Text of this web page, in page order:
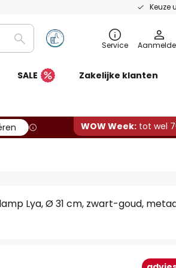
Keuze
Zoeken Service
SALE Zakelijke klanten
WOW Week: tot wel
Lya, Ø 31 cm, zwart-goud,